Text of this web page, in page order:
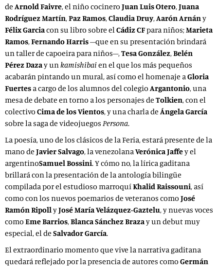
deArnold Faivre, el niño cocinero Juan Luis Otero,Juana
Rodríguez Martín,Paz Ramos,Claudia Druy,Aarón Arnány
Félix Garciacon su libro sobre elCádiz CFpara niños;Marieta
Ramos,Fernando Harris–que en su presentación brindará
un taller de capoeira para niños–,Tesa González,Belén
Pérez Dazay unkamishibaien el que los más pequeños
acabarán pintando un mural, así como el homenaje aGloria
Fuertes a cargo de los alumnos del colegioArgantonio, una
mesa de debate en torno a los personajes de Tolkien, con el
colectivo Cima de los Vientos, y una charla deÁngela García
sobre la saga de videojuegos Persona.
La poesía, uno de los clásicos de la Feria, estará presente de la
mano de Javier Salvago, la venezolanaVerónica Jaffey el
argentinoSamuel Bossini. Y cómo no, la lírica gaditana
brillará con la presentación de la antología bilingüe
compilada por el estudioso marroquíKhalid Raissouni, así
como con los nuevos poemarios de veteranos como José
Ramón RipollyJosé María Velázquez-Gaztelu, y nuevas voces
como Eme Barrios,Blanca Sánchez Brazay un debut muy
especial, el de Salvador García.
El extraordinario momento que vive la narrativa gaditana
quedará reflejado por la presencia de autores como Germán